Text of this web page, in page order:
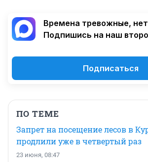
Времена тревожные,
Подпишись на наш
Подписаться
ПО ТЕМЕ
Запрет на посещение лесов в
продлили уже в четвертый раз
23 июня, 08:47